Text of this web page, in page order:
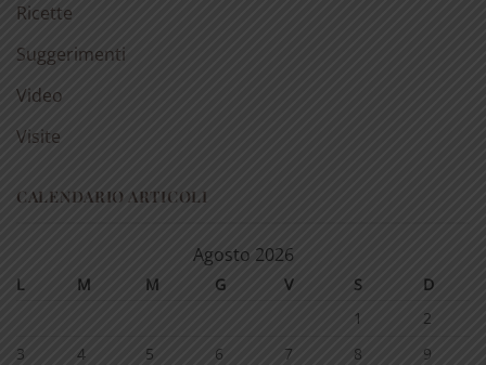
Ricette
Suggerimenti
Video
Visite
CALENDARIO ARTICOLI
Agosto 2026
L M M G V S
D
1
2
3
4 5 6 7 8
9